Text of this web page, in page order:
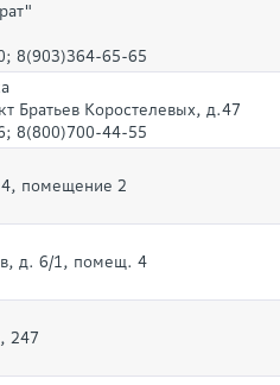
8(903)364-65-65
Братьев Коростелевых, д.47
8(800)700-44-55
помещение 2
д. 6/1, помещ. 4
247